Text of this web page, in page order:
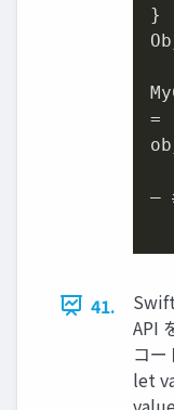
}
=
―
41.
API
コ
let